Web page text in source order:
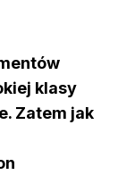
klasy
Zatem jak